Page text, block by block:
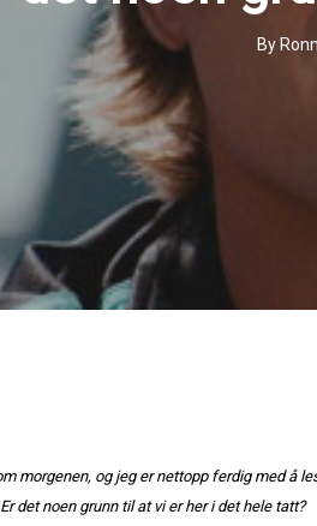
By
morgenen, og jeg er nettopp ferdig med å
det noen grunn til at vi er her i det hele tatt?